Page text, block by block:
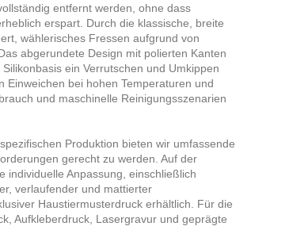
entfernt werden, ohne dass
erspart. Durch die klassische, breite
wählerisches Fressen aufgrund von
abgerundete Design mit polierten Kanten
ein Verrutschen und Umkippen
bei hohen Temperaturen und
und maschinelle Reinigungsszenarien
Produktion bieten wir umfassende
gerecht zu werden. Auf der
individuelle Anpassung, einschließlich
verlaufender und mattierter
Haustiermusterdruck erhältlich. Für die
Aufkleberdruck, Lasergravur und geprägte